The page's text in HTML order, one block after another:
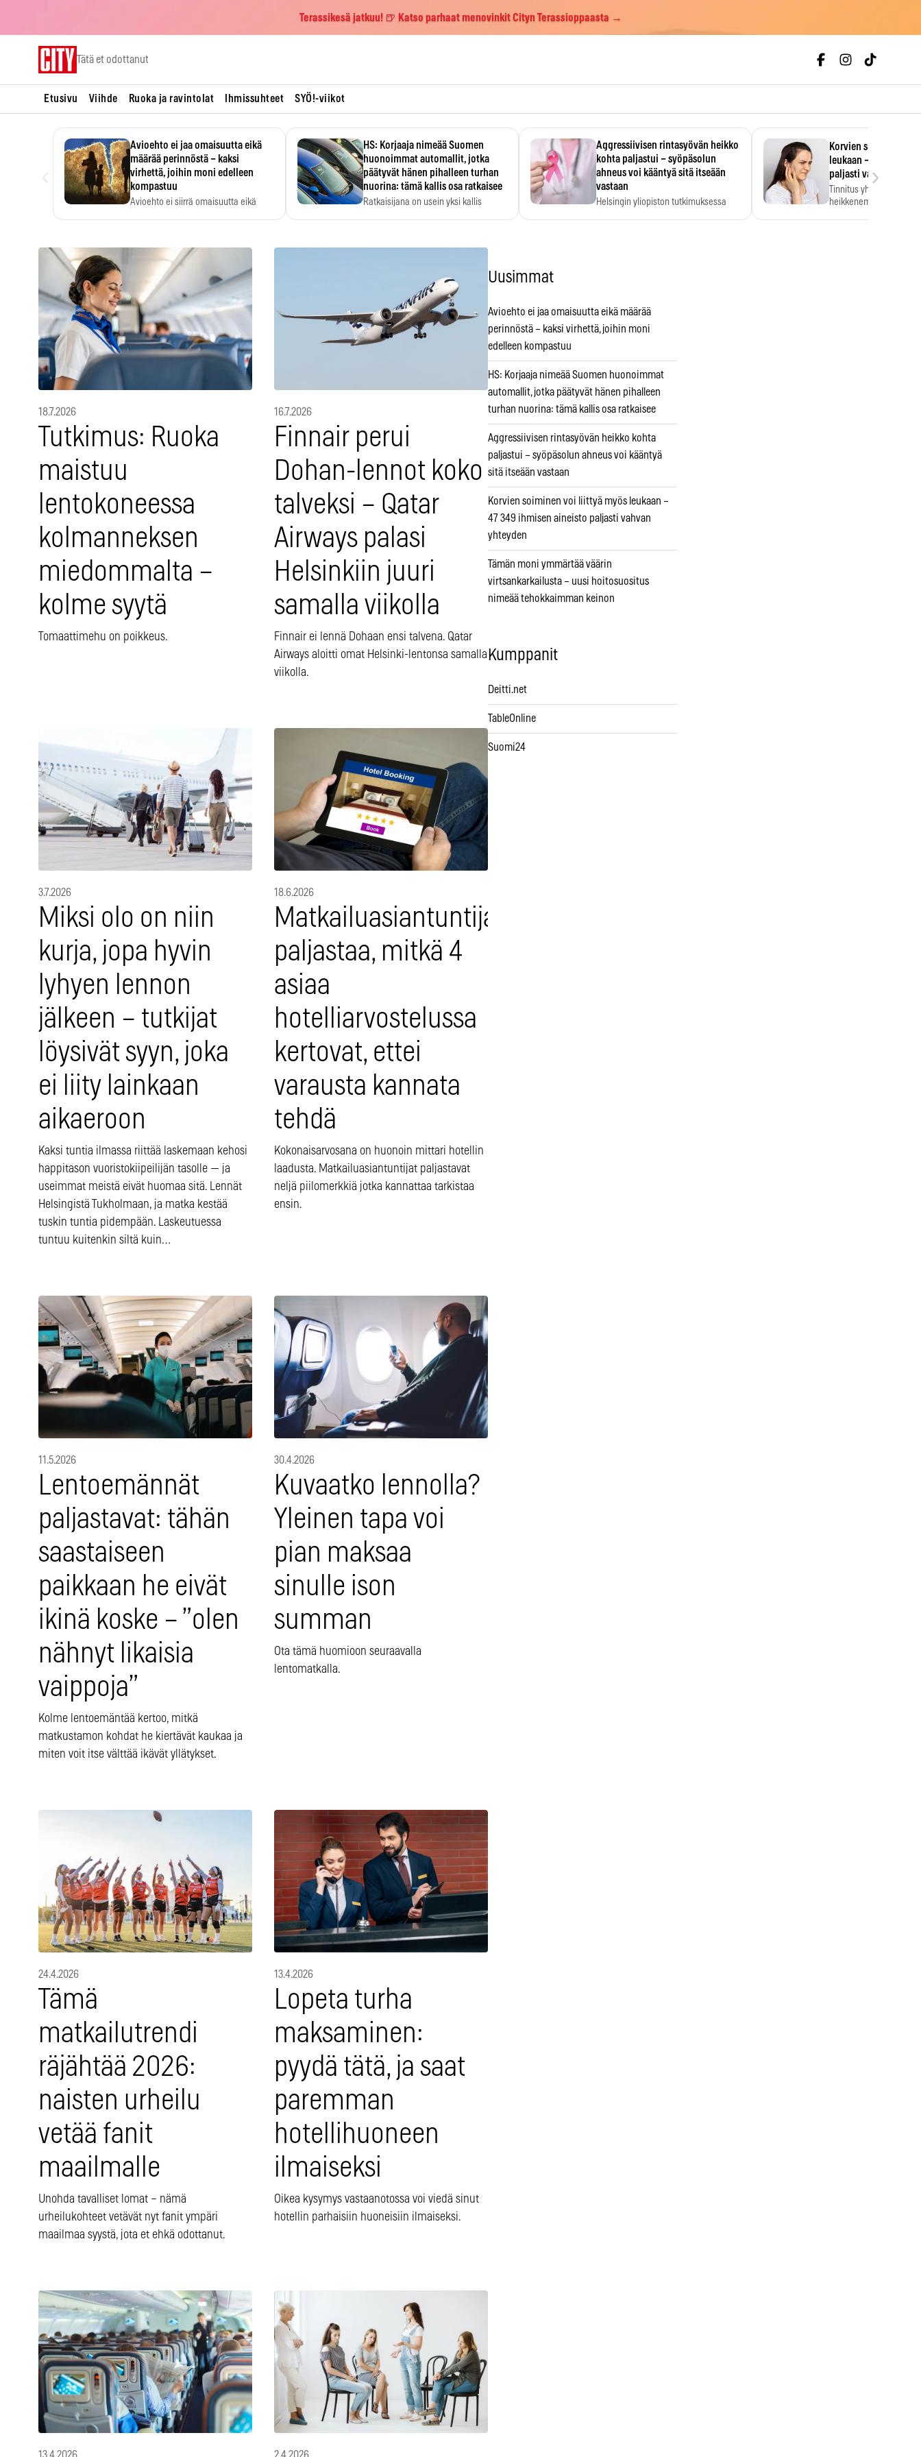
Terassikesä jatkuu! 🍺 Katso parhaat menovinkit Cityn Terassioppaasta →
Tätä et odottanut
Etusivu Viihde Ruoka ja ravintolat Ihmissuhteet SYÖ!-viikot
Avioehto ei jaa omaisuutta eikä
määrää perinnöstä – kaksi
virhettä, joihin moni edelleen
kompastuu
Avioehto ei siirrä omaisuutta eikä
HS: Korjaaja nimeää Suomen
huonoimmat automallit, jotka
päätyvät hänen pihalleen turhan
nuorina: tämä kallis osa ratkaisee
Ratkaisijana on usein yksi kallis
Aggressiivisen rintasyövän heikko
kohta paljastui – syöpäsolun
ahneus voi kääntyä sitä itseään
vastaan
Helsingin yliopiston tutkimuksessa
Korvien soiminen
leukaan – 47 349
paljasti vahvan
Tinnitus yhdistetään
heikkenemiseen.
›
18.7.2026
Tutkimus: Ruoka
maistuu
lentokoneessa
kolmanneksen
miedommalta –
kolme syytä
Tomaattimehu on poikkeus.
16.7.2026
Finnair perui
Dohan-lennot koko
talveksi – Qatar
Airways palasi
Helsinkiin juuri
samalla viikolla
Finnair ei lennä Dohaan ensi talvena. Qatar
Airways aloitti omat Helsinki-lentonsa samalla
viikolla.
3.7.2026
Miksi olo on niin
kurja, jopa hyvin
lyhyen lennon
jälkeen – tutkijat
löysivät syyn, joka
ei liity lainkaan
aikaeroon
Kaksi tuntia ilmassa riittää laskemaan kehosi
happitason vuoristokiipeilijän tasolle — ja
useimmat meistä eivät huomaa sitä. Lennät
Helsingistä Tukholmaan, ja matka kestää
tuskin tuntia pidempään. Laskeutuessa
tuntuu kuitenkin siltä kuin…
18.6.2026
Matkailuasiantuntija
paljastaa, mitkä 4
asiaa
hotelliarvostelussa
kertovat, ettei
varausta kannata
tehdä
Kokonaisarvosana on huonoin mittari hotellin
laadusta. Matkailuasiantuntijat paljastavat
neljä piilomerkkiä jotka kannattaa tarkistaa
ensin.
11.5.2026
Lentoemännät
paljastavat: tähän
saastaiseen
paikkaan he eivät
ikinä koske – ”olen
nähnyt likaisia
vaippoja”
Kolme lentoemäntää kertoo, mitkä
matkustamon kohdat he kiertävät kaukaa ja
miten voit itse välttää ikävät yllätykset.
30.4.2026
Kuvaatko lennolla?
Yleinen tapa voi
pian maksaa
sinulle ison
summan
Ota tämä huomioon seuraavalla
lentomatkalla.
24.4.2026
Tämä
matkailutrendi
räjähtää 2026:
naisten urheilu
vetää fanit
maailmalle
Unohda tavalliset lomat – nämä
urheilukohteet vetävät nyt fanit ympäri
maailmaa syystä, jota et ehkä odottanut.
13.4.2026
Lopeta turha
maksaminen:
pyydä tätä, ja saat
paremman
hotellihuoneen
ilmaiseksi
Oikea kysymys vastaanotossa voi viedä sinut
hotellin parhaisiin huoneisiin ilmaiseksi.
Uusimmat
Avioehto ei jaa omaisuutta eikä määrää
perinnöstä – kaksi virhettä, joihin moni
edelleen kompastuu
HS: Korjaaja nimeää Suomen huonoimmat
automallit, jotka päätyvät hänen pihalleen
turhan nuorina: tämä kallis osa ratkaisee
Aggressiivisen rintasyövän heikko kohta
paljastui – syöpäsolun ahneus voi kääntyä
sitä itseään vastaan
Korvien soiminen voi liittyä myös leukaan –
47 349 ihmisen aineisto paljasti vahvan
yhteyden
Tämän moni ymmärtää väärin
virtsankarkailusta – uusi hoitosuositus
nimeää tehokkaimman keinon
Kumppanit
Deitti.net
TableOnline
Suomi24